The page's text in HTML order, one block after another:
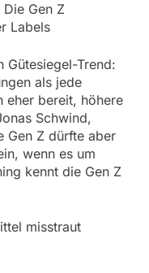
Gen Z
Labels
Gütesiegel-Trend:
als jede
eher bereit, höhere
Schwind,
Gen Z dürfte aber
wenn es um
kennt die Gen Z
misstraut